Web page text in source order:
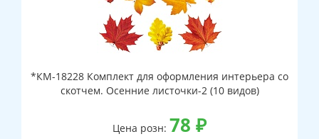
*КМ-18228 Комплект для оформления интерьера со
скотчем. Осенние листочки-2 (10 видов)
Цена розн: 78 ₽